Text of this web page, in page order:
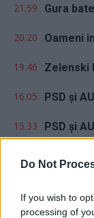
Do Not
If you wish to
processing of
21.59 Gura
20.20 Oameni
19.46 Zelenski
16.05 PSD și
15.33
PSD și
e cea din...
14.18